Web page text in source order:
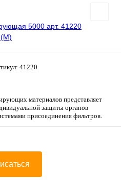
41220
материалов представляет
защиты органов
присоединения фильтров.